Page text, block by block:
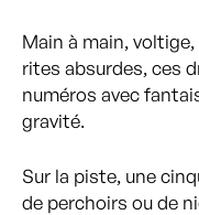
Main à main,
rites absurdes, ces
numéros avec
gravité.
Sur la piste, une
de perchoirs ou de